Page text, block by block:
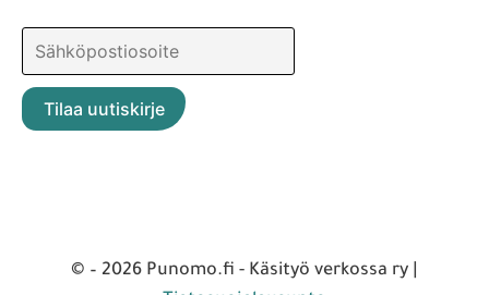
© – 2026 Punomo.fi - Käsityö verkossa ry |